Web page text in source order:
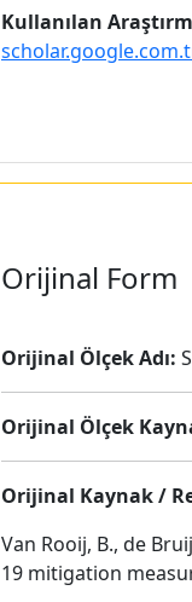
Kullanılan
Orijinal Form
Orijinal Ölçek Adı:
Orijinal Ölçek
Orijinal Kaynak /
Van Rooij, B., de
19 mitigation